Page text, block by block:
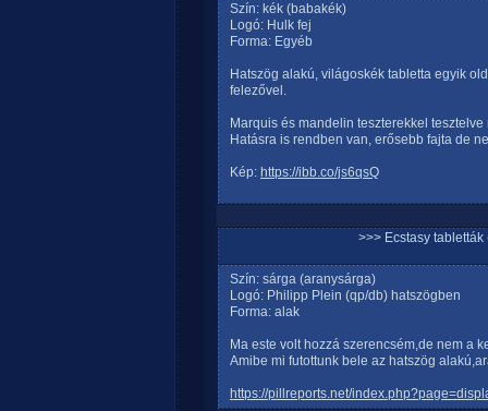
Szín: kék (babakék)
Logó: Hulk fej
Forma: Egyéb
Hatszög alakú, világoskék tabletta egyik
felezővel.
Marquis és mandelin teszterekkel
Hatásra is rendben van, erősebb fajta de
Kép: https://ibb.co/js6qsQ
>>> Ecstasy tabletták
Szín: sárga (aranysárga)
Logó: Philipp Plein (qp/db) hatszögben
Forma: alak
Ma este volt hozzá szerencsém,de nem a
Amibe mi futottunk bele az hatszög
https://pillreports.net/